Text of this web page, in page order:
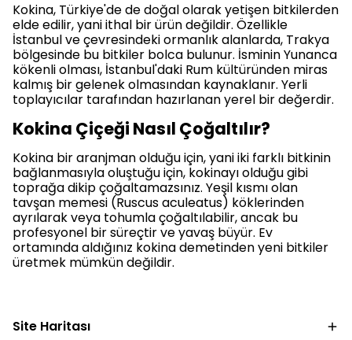
Kokina, Türkiye'de de doğal olarak yetişen bitkilerden
elde edilir, yani ithal bir ürün değildir. Özellikle
İstanbul ve çevresindeki ormanlık alanlarda, Trakya
bölgesinde bu bitkiler bolca bulunur. İsminin Yunanca
kökenli olması, İstanbul'daki Rum kültüründen miras
kalmış bir gelenek olmasından kaynaklanır. Yerli
toplayıcılar tarafından hazırlanan yerel bir değerdir.
Kokina Çiçeği Nasıl Çoğaltılır?
Kokina bir aranjman olduğu için, yani iki farklı bitkinin
bağlanmasıyla oluştuğu için, kokinayı olduğu gibi
toprağa dikip çoğaltamazsınız. Yeşil kısmı olan
tavşan memesi (Ruscus aculeatus) köklerinden
ayrılarak veya tohumla çoğaltılabilir, ancak bu
profesyonel bir süreçtir ve yavaş büyür. Ev
ortamında aldığınız kokina demetinden yeni bitkiler
üretmek mümkün değildir.
Site Haritası